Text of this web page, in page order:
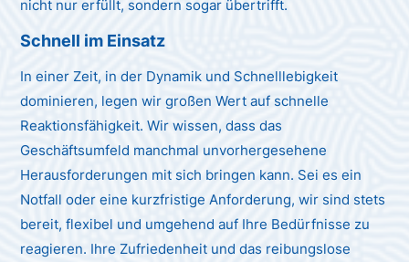
nicht nur erfüllt, sondern sogar übertrifft.
Schnell im Einsatz
In einer Zeit, in der Dynamik und Schnelllebigkeit
dominieren, legen wir großen Wert auf schnelle
Reaktionsfähigkeit. Wir wissen, dass das
Geschäftsumfeld manchmal unvorhergesehene
Herausforderungen mit sich bringen kann. Sei es ein
Notfall oder eine kurzfristige Anforderung, wir sind stets
bereit, flexibel und umgehend auf Ihre Bedürfnisse zu
reagieren. Ihre Zufriedenheit und das reibungslose